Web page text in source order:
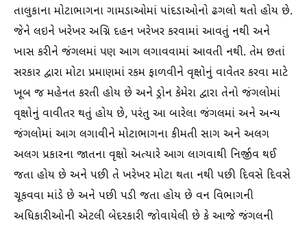
તાલુકાના મોટાભાગના ગામડાઓમાં પાંદડાઓનો ઢગલો થતો હોય છે.
જેને લઇને ખરેખર અગ્નિ દહન ખરેખર કરવામાં આવતું નથી અને
ખાસ કરીને જંગલમાં પણ આગ લગાવવામાં આવતી નથી. તેમ છતાં
સરકાર દ્વારા મોટા પ્રમાણમાં રકમ ફાળવીને વૃક્ષોનું વાવેતર કરવા માટે
ખૂબ જ મહેનત કરતી હોય છે અને ડ્રોન કેમેરા દ્વારા તેનો જંગલોમાં
વૃક્ષોનું વાવીતર થતું હોય છે, પરંતુ આ બારેલા જંગલમાં અને અન્ય
જંગલોમાં આગ લગાવીને મોટાભાગના કીમતી સાગ અને અલગ
અલગ પ્રકારના જાતના વૃક્ષો અત્યારે આગ લાગવાથી નિર્જીવ થઈ
જતા હોય છે અને પછી તે ખરેખર મોટા થતા નથી પછી દિવસે દિવસે
ચૂકવવા માંડે છે અને પછી પડી જતા હોય છે વન વિભાગની
અધિકારીઓની એટલી બેદરકારી જોવાયેલી છે કે આજે જંગલની